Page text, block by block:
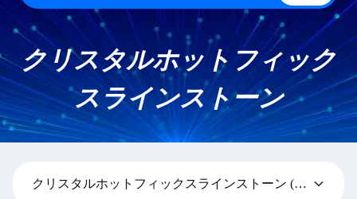
クリスタルホットフィック
スラインストーン
クリスタルホットフィックスラインストーン (104)